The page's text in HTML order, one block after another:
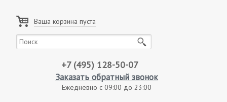
Ваша корзина пуста
+7 (495) 128-50-07
Заказать обратный звонок
Ежедневно с 09:00 до 23:00